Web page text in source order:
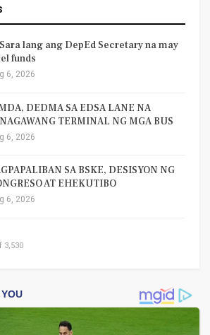
lang ang DepEd Secretary na may
funds
6, 2026
DEDMA SA EDSA LANE NA
TERMINAL NG MGA BUS
6, 2026
SA BSKE, DESISYON NG
AT EHEKUTIBO
6, 2026
3,530